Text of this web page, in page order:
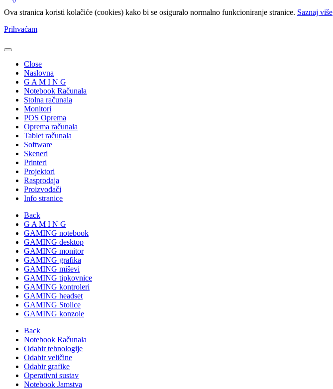
Ova stranica koristi kolačiće (cookies) kako bi se osiguralo normalno funkcioniranje stranice. Saznaj više
Prihvaćam
Close
Naslovna
G A M I N G
Notebook Računala
Stolna računala
Monitori
POS Oprema
Oprema računala
Tablet računala
Software
Skeneri
Printeri
Projektori
Rasprodaja
Proizvođači
Info stranice
Back
G A M I N G
GAMING notebook
GAMING desktop
GAMING monitor
GAMING grafika
GAMING miševi
GAMING tipkovnice
GAMING kontroleri
GAMING headset
GAMING Stolice
GAMING konzole
Back
Notebook Računala
Odabir tehnologije
Odabir veličine
Odabir grafike
Operativni sustav
Notebook Jamstva